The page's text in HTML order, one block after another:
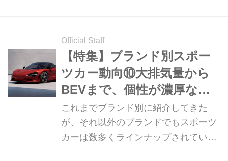
アン・ファン・ホーイドンク氏にイン
タビュー。そこではデザインの今後の
方向性についてや、どのようにしてデ
ザインを生み出すかなど実に興味深い
話が飛び出しました。（聞き手：MM
編集部 川内優作、写真：井上雅行）
Official Staff
【特集】ブランド別スポー
ツカー動向⑩大排気量から
BEVまで、個性が濃厚なス
ポーツモデルが登場
これまでブランド別に紹介してきた
が、それ以外のブランドでもスポーツ
カーは数多くラインナップされてい